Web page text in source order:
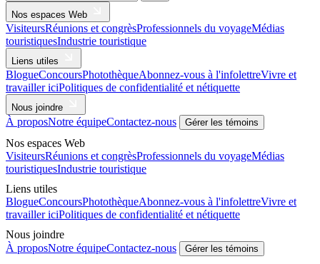
Nos espaces Web
VisiteursRéunions et congrèsProfessionnels du voyageMédias
touristiquesIndustrie touristique
Liens utiles
BlogueConcoursPhotothèqueAbonnez-vous à l'infolettreVivre et
travailler iciPolitiques de confidentialité et nétiquette
Nous joindre
À proposNotre équipeContactez-nous Gérer les témoins
Nos espaces Web
VisiteursRéunions et congrèsProfessionnels du voyageMédias
touristiquesIndustrie touristique
Liens utiles
BlogueConcoursPhotothèqueAbonnez-vous à l'infolettreVivre et
travailler iciPolitiques de confidentialité et nétiquette
Nous joindre
À proposNotre équipeContactez-nous Gérer les témoins